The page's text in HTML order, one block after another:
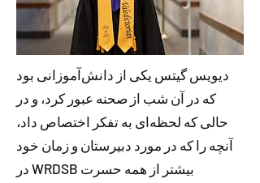
دیویس گیتس یکی از دانش‌آموزانی بود
که در آن شب از صحنه عبور کرد، و در
حالی که لحظه‌ای به تفکر اختصاص داد،
آنچه را که در مورد دبیرستان و زمان خود
در WRDSB بیشتر از همه حسرت